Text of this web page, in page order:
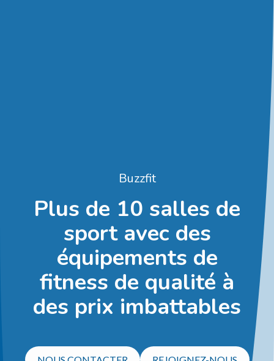
Buzzfit
Plus de 10 salles de
sport avec des
équipements de
fitness de qualité à
des prix imbattables